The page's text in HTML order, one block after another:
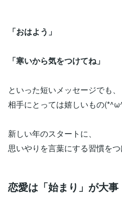
「おはよう」
「寒いから気をつけてね」
といった短いメッセージでも、
相手にとっては嬉しいもの
新しい年のスタートに、
思いやりを言葉にする習慣を
恋愛は「始まり」が大事